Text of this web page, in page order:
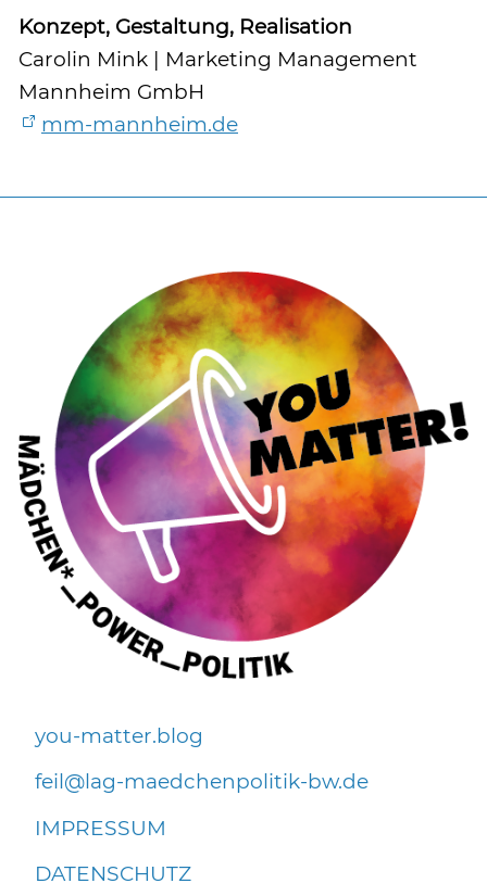
Konzept, Gestaltung, Realisation
Carolin Mink | Marketing Management
Mannheim GmbH
mm-mannheim.de
you-matter.blog
f
l l g-m dch np l t k-bw d
IMPRESSUM
DATENSCHUTZ